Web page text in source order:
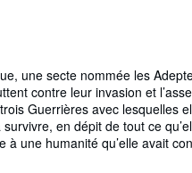
une secte nommée les
contre leur invasion et
Guerrières avec lesquelles
survivre, en dépit de tout ce
à une humanité qu’elle avait